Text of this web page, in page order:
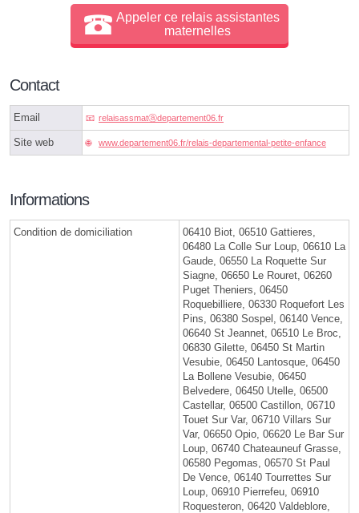
Appeler ce relais assistantes
maternelles
Contact
Email relaisassmatⓐdepartement06.fr
Site web www.departement06.fr/relais-departemental-petite-enfance
Informations
Condition de domiciliation
06410 Biot, 06510 Gattieres,
06480 La Colle Sur Loup, 06610 La
Gaude, 06550 La Roquette Sur
Siagne, 06650 Le Rouret, 06260
Puget Theniers, 06450
Roquebilliere, 06330 Roquefort Les
Pins, 06380 Sospel, 06140 Vence,
06640 St Jeannet, 06510 Le Broc,
06830 Gilette, 06450 St Martin
Vesubie, 06450 Lantosque, 06450
La Bollene Vesubie, 06450
Belvedere, 06450 Utelle, 06500
Castellar, 06500 Castillon, 06710
Touet Sur Var, 06710 Villars Sur
Var, 06650 Opio, 06620 Le Bar Sur
Loup, 06740 Chateauneuf Grasse,
06580 Pegomas, 06570 St Paul
De Vence, 06140 Tourrettes Sur
Loup, 06910 Pierrefeu, 06910
Roquesteron, 06420 Valdeblore,